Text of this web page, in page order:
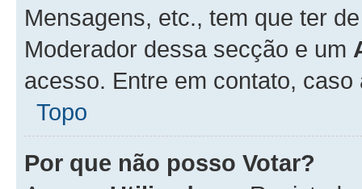
Mensagens, etc., tem que ter
Moderador dessa secção e um
acesso. Entre em contato,
Topo
Por que não posso Votar?